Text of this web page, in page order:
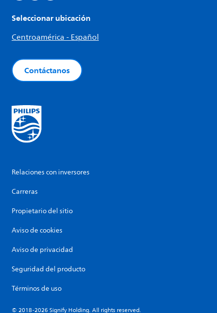
Seleccionar ubicación
Centroamérica - Español
Contáctanos
Relaciones con inversores
Carreras
Propietario del sitio
Aviso de cookies
Aviso de privacidad
Seguridad del producto
Términos de uso
© 2018-2026 Signify Holding. All rights reserved.